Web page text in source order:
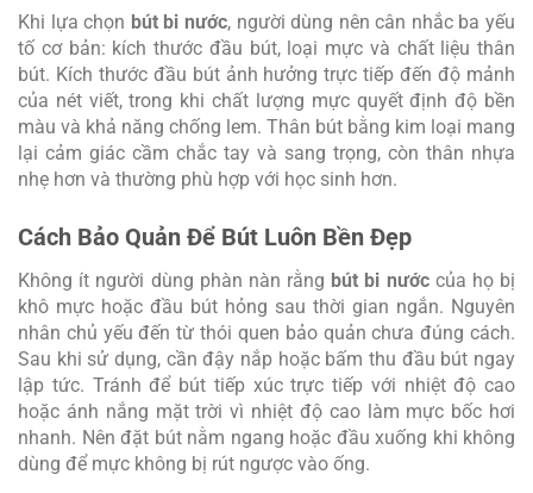
Khi lựa chọn bút bi nước, người dùng nên cân nhắc ba yếu
tố cơ bản: kích thước đầu bút, loại mực và chất liệu thân
bút. Kích thước đầu bút ảnh hưởng trực tiếp đến độ mảnh
của nét viết, trong khi chất lượng mực quyết định độ bền
màu và khả năng chống lem. Thân bút bằng kim loại mang
lại cảm giác cầm chắc tay và sang trọng, còn thân nhựa
nhẹ hơn và thường phù hợp với học sinh hơn.
Cách Bảo Quản Để Bút Luôn Bền Đẹp
Không ít người dùng phàn nàn rằng bút bi nướccủa họ bị
khô mực hoặc đầu bút hỏng sau thời gian ngắn. Nguyên
nhân chủ yếu đến từ thói quen bảo quản chưa đúng cách.
Sau khi sử dụng, cần đậy nắp hoặc bấm thu đầu bút ngay
lập tức. Tránh để bút tiếp xúc trực tiếp với nhiệt độ cao
hoặc ánh nắng mặt trời vì nhiệt độ cao làm mực bốc hơi
nhanh. Nên đặt bút nằm ngang hoặc đầu xuống khi không
dùng để mực không bị rút ngược vào ống.